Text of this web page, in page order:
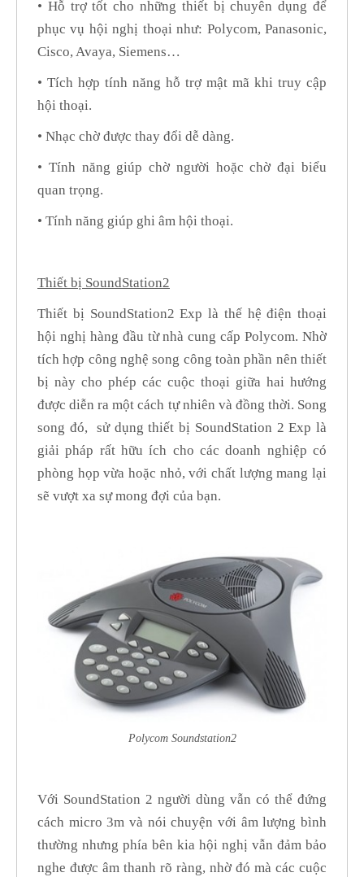
• Hỗ trợ tốt cho những thiết bị chuyên dụng để
phục vụ hội nghị thoại như: Polycom, Panasonic,
Cisco, Avaya, Siemens…
• Tích hợp tính năng hỗ trợ mật mã khi truy cập
hội thoại.
• Nhạc chờ được thay đổi dễ dàng.
• Tính năng giúp chờ người hoặc chờ đại biểu
quan trọng.
• Tính năng giúp ghi âm hội thoại.
Thiết bị SoundStation2
Thiết bị SoundStation2 Exp là thế hệ điện thoại
hội nghị hàng đầu từ nhà cung cấp Polycom. Nhờ
tích hợp công nghệ song công toàn phần nên thiết
bị này cho phép các cuộc thoại giữa hai hướng
được diễn ra một cách tự nhiên và đồng thời. Song
song đó, sử dụng thiết bị SoundStation 2 Exp là
giải pháp rất hữu ích cho các doanh nghiệp có
phòng họp vừa hoặc nhỏ, với chất lượng mang lại
sẽ vượt xa sự mong đợi của bạn.
Polycom Soundstation2
Với SoundStation 2 người dùng vẫn có thể đứng
cách micro 3m và nói chuyện với âm lượng bình
thường nhưng phía bên kia hội nghị vẫn đảm bảo
nghe được âm thanh rõ ràng, nhờ đó mà các cuộc